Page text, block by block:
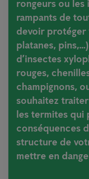
rongeurs ou les
rampants de
devoir protéger
platanes,
d’insectes
rouges,
champignons,
souhaitez
les termites qui
conséquences
structure de
mettre en